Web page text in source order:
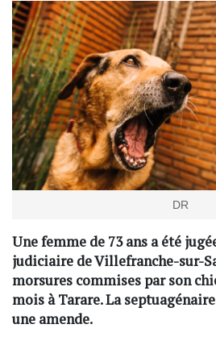
DR
Une femme de 73 ans a été
judiciaire de Villefranche-sur-
morsures commises par son
mois à Tarare. La
une amende.